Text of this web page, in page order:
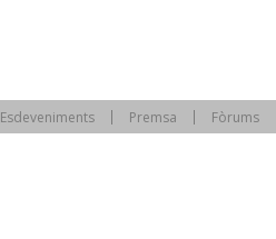
Esdeveniments Premsa Fòrums